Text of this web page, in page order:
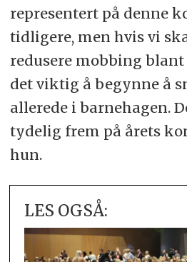
representert på denne
tidligere, men hvis vi
redusere mobbing
det viktig å begynne å
allerede i barnehagen.
tydelig frem på årets
hun.
LES OGSÅ: